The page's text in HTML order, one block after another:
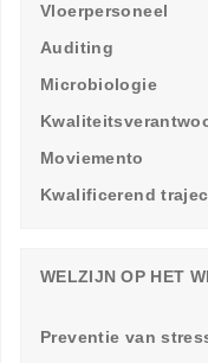
Vloerpersoneel
Auditing
Microbiologie
Moviemento
Kwalificerend
WELZIJN OP HET
Preventie van